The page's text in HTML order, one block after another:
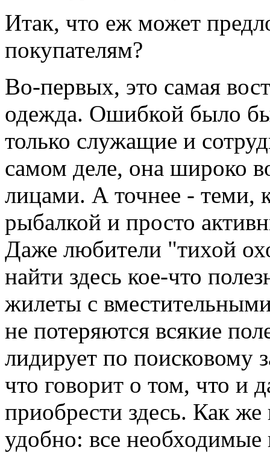
Итак, что еж может
покупателям?
Во-первых, это самая
одежда. Ошибкой было
только служащие и
самом деле, она широко
лицами. А точнее - теми,
рыбалкой и просто
Даже любители "тихой
найти здесь кое-что
жилеты с
не потеряются всякие
лидирует по поисковому
что говорит о том, что и
приобрести здесь. Как же
удобно: все